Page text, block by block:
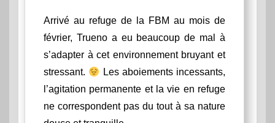
Arrivé au refuge de la FBM au mois de
février, Trueno a eu beaucoup de mal à
s’adapter à cet environnement bruyant et
stressant.
Les aboiements incessants,
l’agitation permanente et la vie en refuge
ne correspondent pas du tout à sa nature